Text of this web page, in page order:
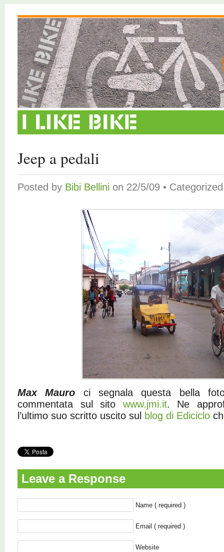
Jeep a pedali
Posted by Bibi Bellini on 22/5/09 •
Max Mauro ci segnala questa bella
commentata sul sito www.jmi.it. Ne
l’ultimo suo scritto uscito sul
blog di Ediciclo
Leave a Response
Name ( required )
Email ( required )
Website